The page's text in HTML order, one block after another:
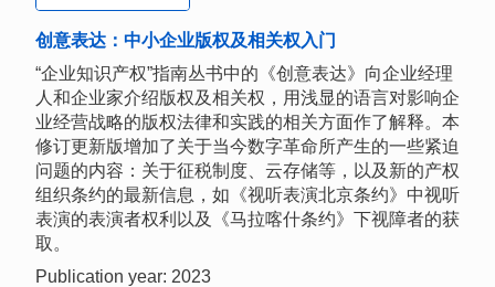
创意表达：中小企业版权及相关权入门
“企业知识产权”指南丛书中的《创意表达》向企业经理
人和企业家介绍版权及相关权，用浅显的语言对影响企
业经营战略的版权法律和实践的相关方面作了解释。本
修订更新版增加了关于当今数字革命所产生的一些紧迫
问题的内容：关于征税制度、云存储等，以及新的产权
组织条约的最新信息，如《视听表演北京条约》中视听
表演的表演者权利以及《马拉喀什条约》下视障者的获
取。
Publication year: 2023